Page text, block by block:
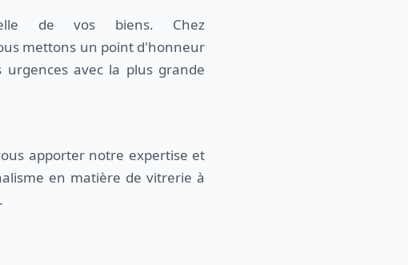
de vos biens. Chez
mettons un point d'honneur
avec la plus grande
apporter notre expertise et
en matière de vitrerie à